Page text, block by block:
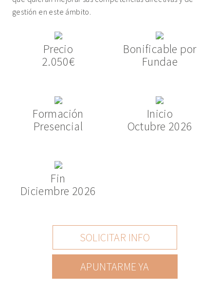
gestión en este ámbito.
Precio
2.050€
Bonificable por
Fundae
Formación
Presencial
Inicio
Octubre 2026
Fin
Diciembre 2026
SOLICITAR INFO
APUNTARME YA